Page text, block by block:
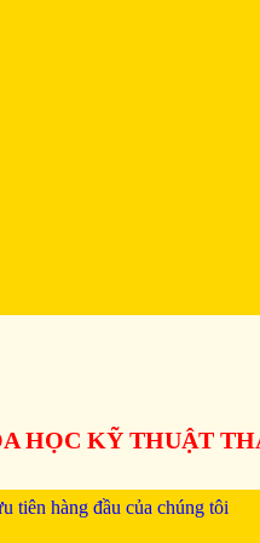
HỌC KỸ THUẬT
tiên hàng đầu của chúng tôi